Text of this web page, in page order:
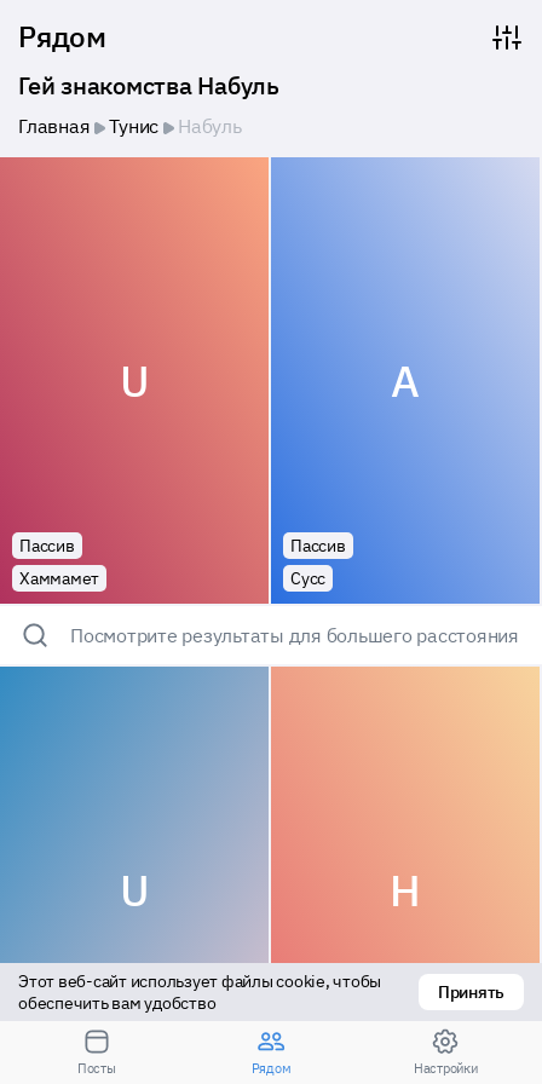
Рядом
Гей знакомства Набуль
Главная Тунис Набуль
U
Пассив
Хаммамет
A
Пассив
Сусс
Посмотрите результаты для большего расстояния
U
Универсал
H
Этот веб-сайт использует файлы cookie, чтобы
обеспечить вам удобство
Принять
Посты Рядом Настройки